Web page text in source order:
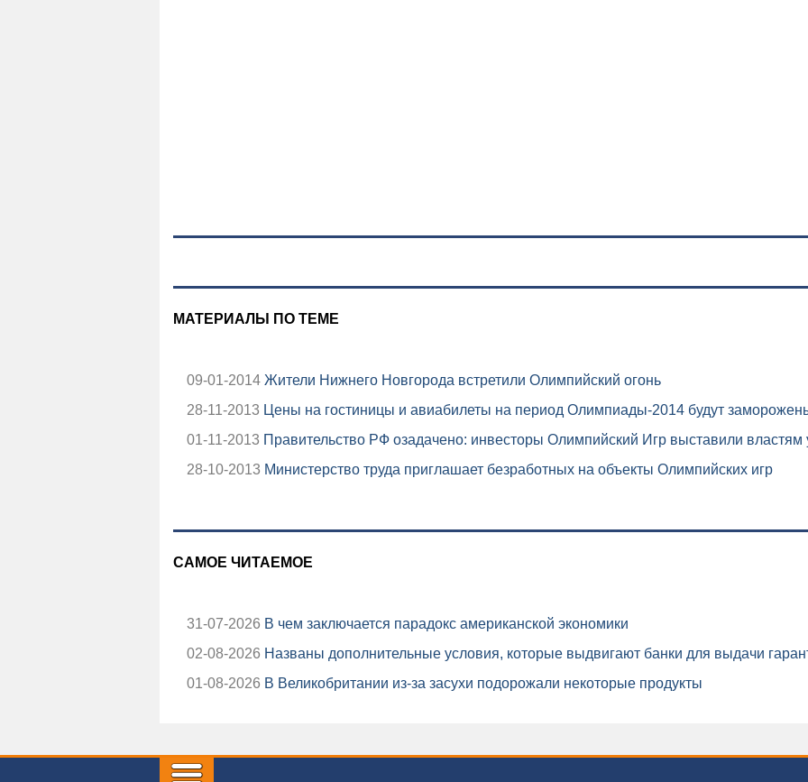
МАТЕРИАЛЫ ПО ТЕМЕ
09-01-2014 Жители Нижнего Новгорода встретили Олимпийский огонь
28-11-2013 Цены на гостиницы и авиабилеты на период Олимпиады-2014 будут
01-11-2013 Правительство РФ озадачено: инвесторы Олимпийский Игр выставили властям
28-10-2013 Министерство труда приглашает безработных на объекты Олимпийских игр
САМОЕ ЧИТАЕМОЕ
31-07-2026 В чем заключается парадокс американской экономики
02-08-2026 Названы дополнительные условия, которые выдвигают банки для выдачи
01-08-2026 В Великобритании из-за засухи подорожали некоторые продукты